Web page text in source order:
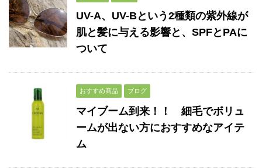
UV-A、UV-Bという2種類の紫外線が
肌と髪に与える影響と、SPFとPAに
ついて
おすすめ商品 ブログ
マイブーム到来！！ 細毛でボリュ
ームが出ない方におすすめなアイテ
ム